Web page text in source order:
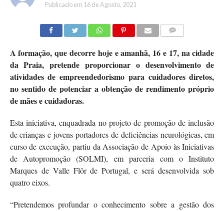
Publicado em 16 de Agosto, 2021
A formação, que decorre hoje e amanhã, 16 e 17, na cidade
da Praia, pretende proporcionar o desenvolvimento de
atividades de empreendedorismo para cuidadores diretos,
no sentido de potenciar a obtenção de rendimento próprio
de mães e cuidadoras.
Esta iniciativa, enquadrada no projeto de promoção de inclusão
de crianças e jovens portadores de deficiências neurológicas, em
curso de execução, partiu da Associação de Apoio às Iniciativas
de Autopromoção (SOLMI), em parceria com o Instituto
Marques de Valle Flôr de Portugal, e será desenvolvida sob
quatro eixos.
“Pretendemos profundar o conhecimento sobre a gestão dos